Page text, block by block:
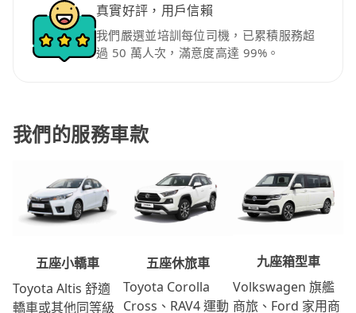
真實好評，用戶信賴
我們嚴選並培訓每位司機，已累積服務超
過 50 萬人次，滿意度高達 99%。
我們的服務車款
五座小轎車
Toyota Altis 舒適
轎車或其他同等級
五座休旅車
Toyota Corolla
Cross、RAV4 運動
九座箱型車
Volkswagen 旗艦
商旅、Ford 家用商